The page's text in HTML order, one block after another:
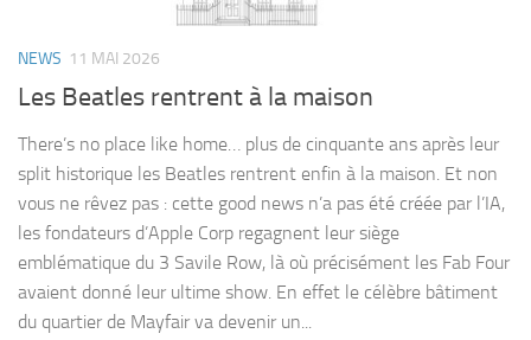
NEWS 11 MAI 2026
Les Beatles rentrent à la maison
There’s no place like home… plus de cinquante ans après leur
split historique les Beatles rentrent enfin à la maison. Et non
vous ne rêvez pas : cette good news n’a pas été créée par l’IA,
les fondateurs d’Apple Corp regagnent leur siège
emblématique du 3 Savile Row, là où précisément les Fab Four
avaient donné leur ultime show. En effet le célèbre bâtiment
du quartier de Mayfair va devenir un...